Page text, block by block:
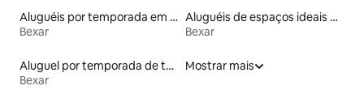
Aluguéis por temporada em resorts
Bexar
Aluguéis de espaços ideais para famílias
Bexar
Aluguel por temporada de townhouses
Bexar
Mostrar mais